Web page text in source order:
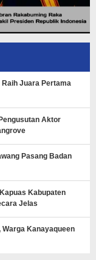
Juara Pertama
Aktor
Pasang Badan
Kabupaten
Jelas
Warga Kanayaqueen